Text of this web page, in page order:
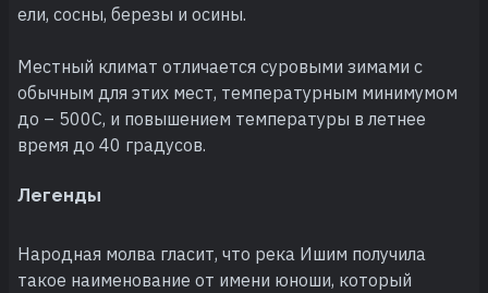
ели, сосны, березы и осины.
Местный климат отличается суровыми зимами с
обычным для этих мест, температурным минимумом
до – 500С, и повышением температуры в летнее
время до 40 градусов.
Легенды
Народная молва гласит, что река Ишим получила
такое наименование от имени юноши, который